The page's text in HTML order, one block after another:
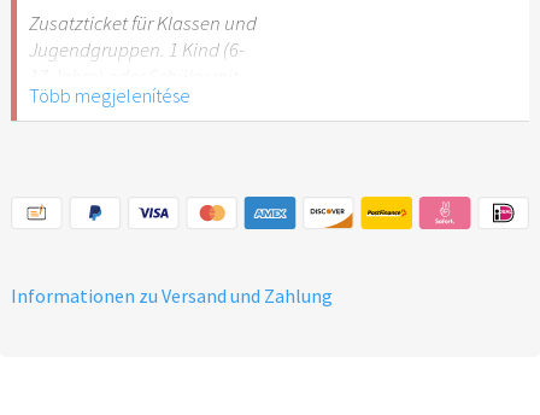
Stuttgart nicht
empfehlenswert.
Zusatzticket für Klassen und
Jugendgruppen. 1 Kind (6-
Schülerausweis.
Stuttgart nicht
empfehlenswert.
Több megjelenítése
Informationen zu Versand und Zahlung